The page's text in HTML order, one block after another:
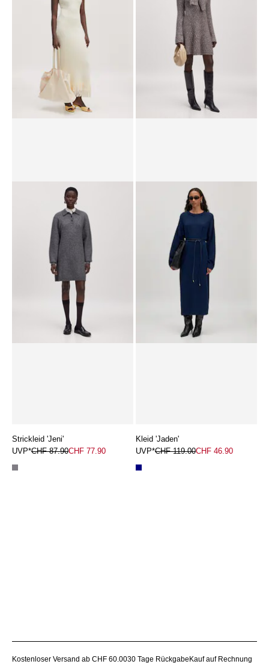
Kleid 'Alissa'
CHF 119.00 CHF 46.90 CHF 67.90 CHF 48.90
Strickleid 'Jeni'
UVP*CHF 87.90CHF 77.90
Kleid 'Jaden'
UVP*CHF 119.00CHF 46.90
Kostenloser Versand ab CHF 60.0030 Tage Rückgabe Kauf auf Rechnung